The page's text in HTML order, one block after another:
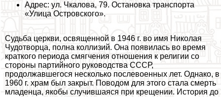
Адрес: ул. Чкалова, 79. Остановка трaнcпорта
«Улица Островского».
Судьба церкви, освященной в 1946 г. во имя Николая
Чудотворца, полна коллизий. Она появилась во время
краткого периода смягчения отношения к религии со
стороны партийного руководства СССР,
продолжавшегося несколько послевоенных лет. Однако, в
1960 г. храм был закрыт. Поводом для этого стала cмepть
младенца, якобы случившаяся при крещении. История до